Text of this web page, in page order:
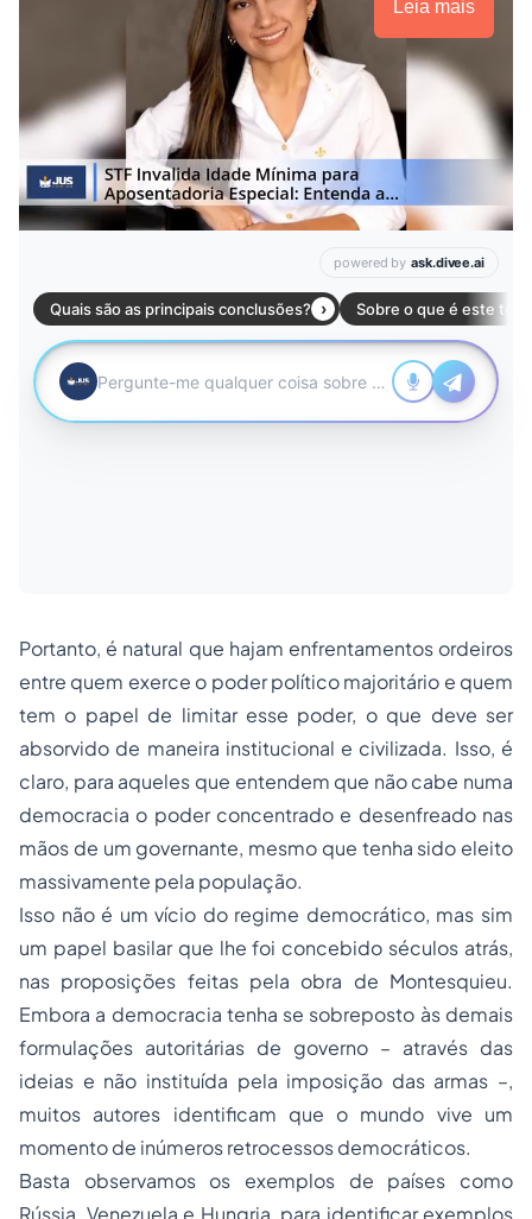
Leia mais
Portanto, é natural que hajam enfrentamentos ordeiros
entre quem exerce o poder político majoritário e quem
tem o papel de limitar esse poder, o que deve ser
absorvido de maneira institucional e civilizada. Isso, é
claro, para aqueles que entendem que não cabe numa
democracia o poder concentrado e desenfreado nas
mãos de um governante, mesmo que tenha sido eleito
massivamente pela população.
Isso não é um vício do regime democrático, mas sim
um papel basilar que lhe foi concebido séculos atrás,
nas proposições feitas pela obra de Montesquieu.
Embora a democracia tenha se sobreposto às demais
formulações autoritárias de governo – através das
ideias e não instituída pela imposição das armas –,
muitos autores identificam que o mundo vive um
momento de inúmeros retrocessos democráticos.
Basta observamos os exemplos de países como